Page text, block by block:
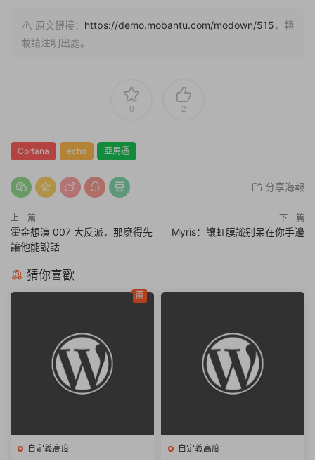
原文鏈接： https://demo.mobantu.com/modown/515 ，轉
載請注明出處。
0 2
Cortana echo 亞馬遜
分享海報
上一篇
霍金想演 007 大反派，那麽得先
讓他能說話
下一篇
Myris：讓虹膜識别呆在你手邊
猜你喜歡
自定義高度
薦
自定義高度